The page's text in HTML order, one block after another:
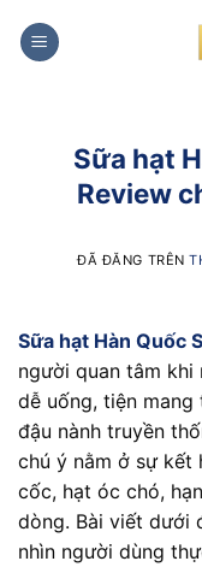
đến
Sữa hạt
Review
ĐÃ ĐĂNG TRÊN
Sữa hạt Hàn Quốc
người quan tâm
dễ uống, tiện
đậu nành truyền
chú ý nằm ở sự kết
cốc, hạt óc chó,
dòng. Bài viết dưới
nhìn người dùng